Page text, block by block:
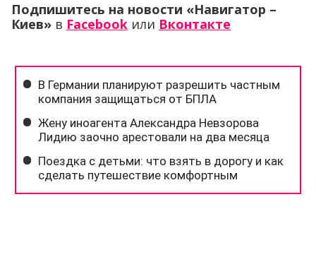
Подпишитесь на новости «Навигатор –
Киев» в Facebook или Вконтакте